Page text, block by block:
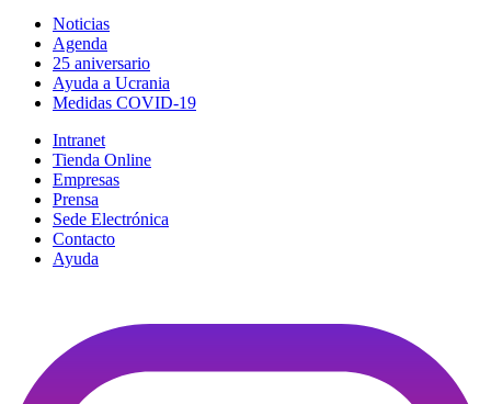
Noticias
Agenda
25 aniversario
Ayuda a Ucrania
Medidas COVID-19
Intranet
Tienda Online
Empresas
Prensa
Sede Electrónica
Contacto
Ayuda